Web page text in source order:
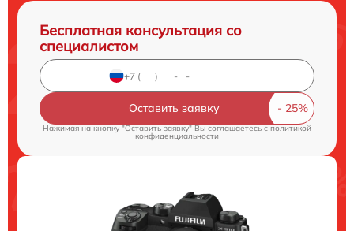
Бесплатная консультация со
специалистом
Оставить заявку
Нажимая на кнопку "Оставить заявку" Вы соглашаетесь c политикой
конфиденциальности